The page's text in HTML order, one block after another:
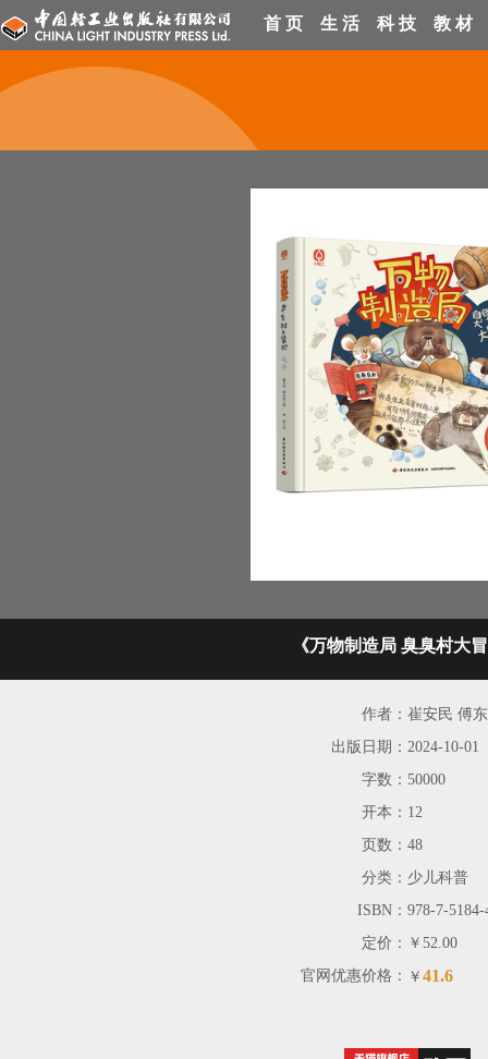
首 页 生 活 科 技 教 材
《万物制造局 臭臭村大
作者： 崔安民 傅
出版日期： 2024-10-01
字数： 50000
开本： 12
页数： 48
分类： 少儿科普
ISBN： 978-7-5184-
定价： ￥52.00
官网优惠价格： ￥ 41.6